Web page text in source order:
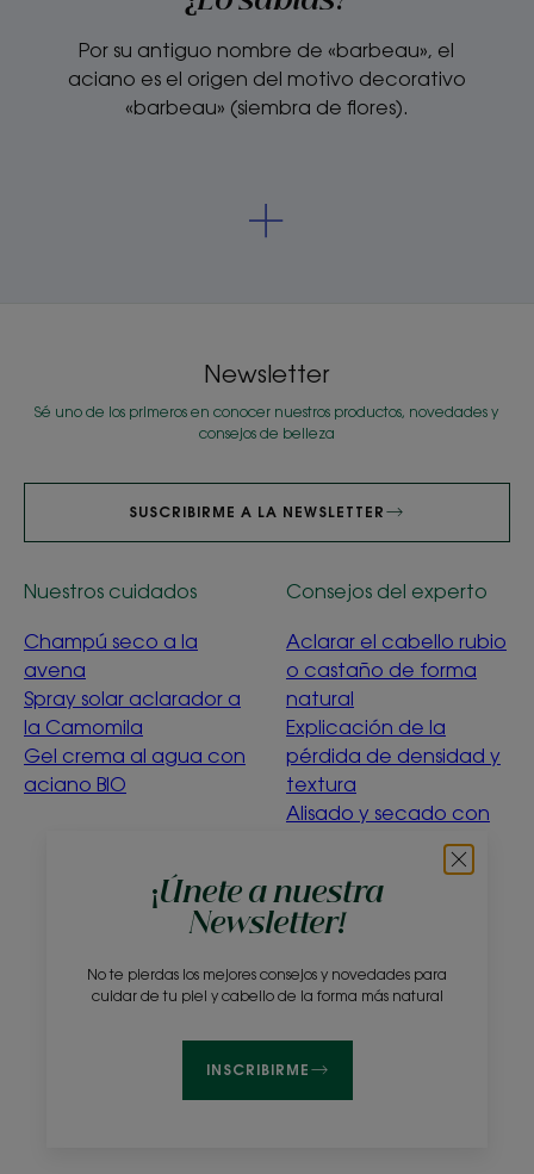
Por su antiguo nombre de «barbeau», el
aciano es el origen del motivo decorativo
«barbeau» (siembra de flores).
¡Únete a nuestra
Newsletter!
No te pierdas los mejores consejos y novedades para
cuidar de tu piel y cabello de la forma más natural
INSCRIBIRME
Newsletter
Sé uno de los primeros en conocer nuestros productos, novedades y
consejos de belleza
SUSCRIBIRME A LA NEWSLETTER
Nuestros cuidados
Champú seco a la
avena
Spray solar aclarador a
la Camomila
Gel crema al agua con
aciano BIO
Consejos del experto
Aclarar el cabello rubio
o castaño de forma
natural
Explicación de la
pérdida de densidad y
textura
Alisado y secado con
purificante
¿Qué significa la
Preguntas frecuentesContacto